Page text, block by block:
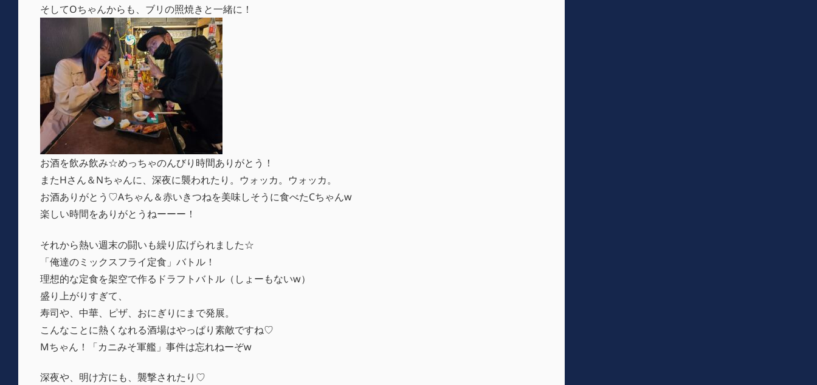
そしてOちゃんからも、ブリの照焼きと一緒に！
お酒を飲み飲み☆めっちゃのんびり時間ありがとう！
またHさん＆Nちゃんに、深夜に襲われたり。ウォッカ。ウォッカ。
お酒ありがとう♡Aちゃん＆赤いきつねを美味しそうに食べたCちゃんw
楽しい時間をありがとうねーーー！
それから熱い週末の闘いも繰り広げられました☆
「俺達のミックスフライ定食」バトル！
理想的な定食を架空で作るドラフトバトル（しょーもないw）
盛り上がりすぎて、
寿司や、中華、ピザ、おにぎりにまで発展。
こんなことに熱くなれる酒場はやっぱり素敵ですね♡
Mちゃん！「カニみそ軍艦」事件は忘れねーぞw
深夜や、明け方にも、襲撃されたり♡